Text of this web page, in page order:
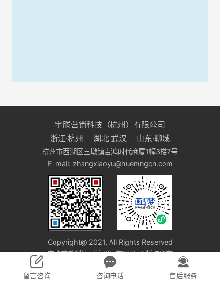
宇滕营销科技（杭州）有限公司
浙江·杭州 湖北·武汉 山东·聊城
杭州市西湖区三墩镇吉鸿时代商厦1幢3楼7号
E-mail: zhangxiaoyu@huemngcn.com
Copyright@ 2021, All Rights Reserved
宇滕营销科技（杭州）有限公司 版权所有
浙ICP备2021009626号-10
留言咨询
咨询电话 售后服务